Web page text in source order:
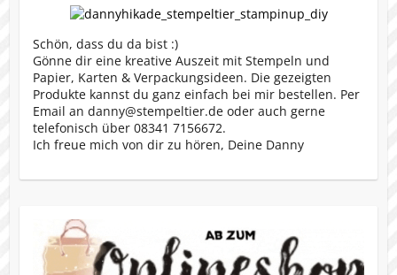
Schön, dass du da bist :)
Gönne dir eine kreative Auszeit mit Stempeln und
Papier, Karten & Verpackungsideen. Die gezeigten
Produkte kannst du ganz einfach bei mir bestellen. Per
Email an danny@stempeltier.de oder auch gerne
telefonisch über 08341 7156672.
Ich freue mich von dir zu hören, Deine Danny